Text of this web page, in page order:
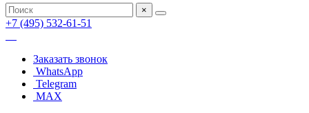
×
+7 (495) 532-61-51
Заказать звонок
WhatsApp
Telegram
MAX